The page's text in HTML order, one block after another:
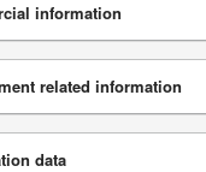
information
related information
data